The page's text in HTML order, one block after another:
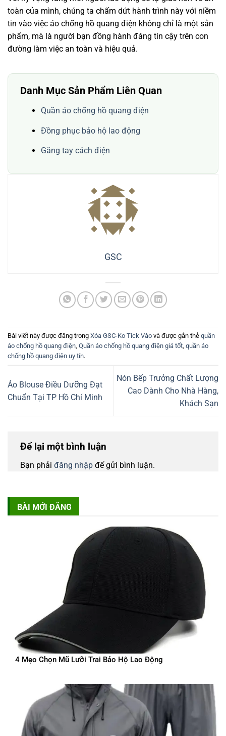
toàn của mình, chúng ta chấm dứt hành trình này với niềm
tin vào việc áo chống hồ quang điện không chỉ là một sản
phẩm, mà là người bạn đồng hành đáng tin cậy trên con
đường làm việc an toàn và hiệu quả.
Danh Mục Sản Phẩm Liên Quan
Quần áo chống hồ quang điện
Đồng phục bảo hộ lao động
Găng tay cách điện
GSC
Bài viết này được đăng trong Xóa GSC-Ko Tick Vào và được gắn thẻ quần
áo chống hồ quang điện Quần áo chống hồ quang điện giá tốt quần áo
chống hồ quang điện uy tín.
Áo Blouse Điều Dưỡng Đạt
Chuẩn Tại TP Hồ Chí Minh
Nón Bếp Trưởng Chất Lượng
Cao Dành Cho Nhà Hàng,
Khách Sạn
Để lại một bình luận
Bạn phải đăng nhập để gửi bình luận.
BÀI MỚI ĐĂNG
4 Mẹo Chọn Mũ Lưỡi Trai Bảo Hộ Lao Động